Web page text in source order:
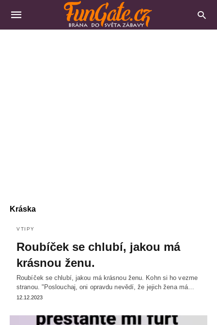
Kráska
VTIPY
Roubíček se chlubí, jakou má
krásnou ženu.
Roubíček se chlubí, jakou má krásnou ženu. Kohn si ho vezme
stranou. "Poslouchaj, oni opravdu nevědí, že jejich žena má…
12.12.2023